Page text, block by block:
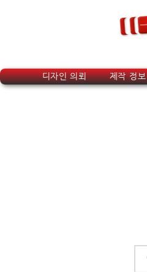
디자인 의뢰 제작 정보